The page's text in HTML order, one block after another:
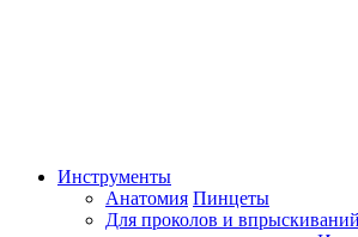
Инструменты
Анатомия Пинцеты
Для проколов и впрыскиваний